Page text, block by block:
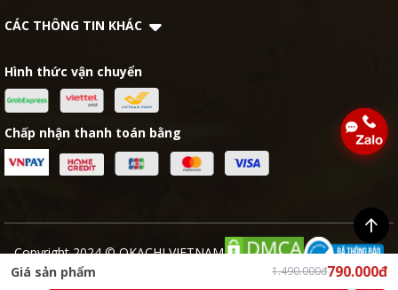
Giá sản phẩm 1.490.000đ790.000đ
CÁC THÔNG TIN KHÁC
Hình thức vận chuyển
Chấp nhận thanh toán bằng
Copyright 2024 © OKACHI VIETNAM